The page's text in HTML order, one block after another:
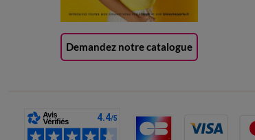
Demandez notre catalogue